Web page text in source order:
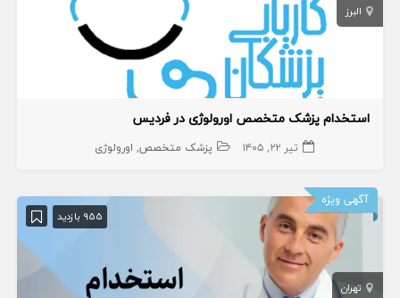
البرز
استخدام پزشک متخصص اورولوژی در فردیس
تیر ۲۲, ۱۴۰۵ پزشک متخصص اورولوژی
آگهی ویژه
955 بازدید
تهران